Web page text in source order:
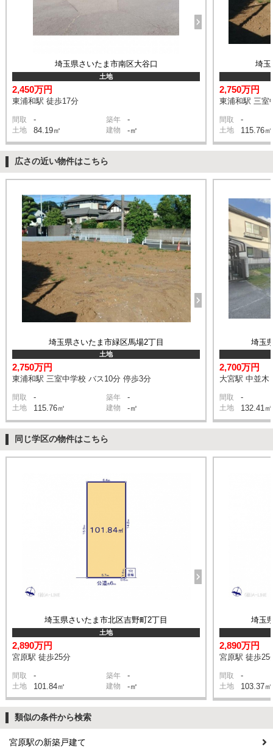
埼玉県さいたま市南区大谷口
土地
2,450万円
東浦和駅 徒歩17分
間取 - 築年 -
土地 84.19㎡ 建物 -㎡
埼玉
2,750万円
東浦和駅 三室
間取 -
土地 115.76㎡
広さの近い物件はこちら
埼玉県さいたま市緑区馬場2丁目
土地
2,750万円
東浦和駅 三室中学校 バス10分 停歩3分
間取 - 築年 -
土地 115.76㎡ 建物 -㎡
埼玉
2,700万円
大宮駅 中並木
間取 -
土地 132.41㎡
同じ学区の物件はこちら
埼玉県さいたま市北区吉野町2丁目
土地
2,890万円
宮原駅 徒歩25分
間取 - 築年 -
土地 101.84㎡ 建物 -㎡
埼玉
2,890万円
宮原駅 徒歩25
間取 -
土地 103.37㎡
類似の条件から検索
宮原駅の新築戸建て